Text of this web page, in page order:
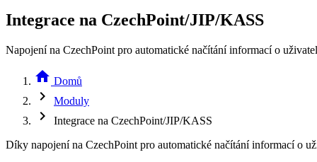
Integrace na CzechPoint/JIP/KASS
Napojení na CzechPoint pro automatické načítání informací o
home Domů
chevron_right Moduly
chevron_right
Integrace na CzechPoint/JIP/KASS
Díky napojení na CzechPoint pro automatické načítání informací o